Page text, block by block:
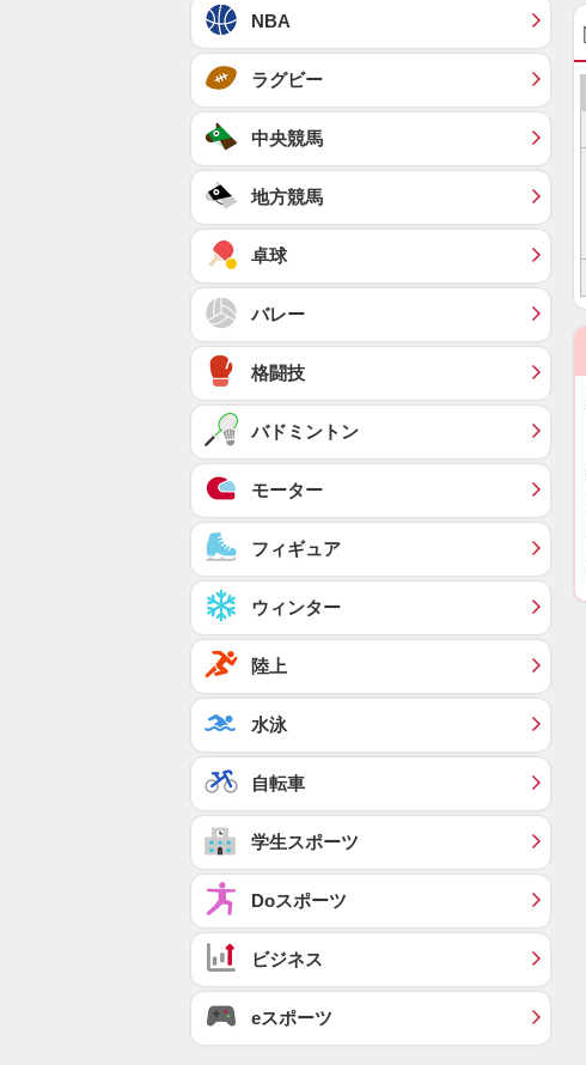
NBA
ラグビー
中央競馬
地方競馬
卓球
バレー
格闘技
バドミントン
モーター
フィギュア
ウィンター
陸上
水泳
自転車
学生スポーツ
Doスポーツ
ビジネス
eスポーツ